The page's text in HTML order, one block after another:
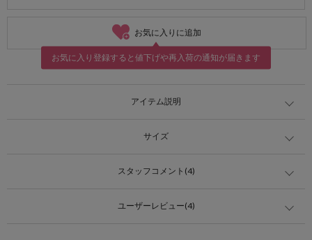
お気に入りに追加
お気に入り登録すると値下げや再入荷の通知が届きます
アイテム説明
サイズ
スタッフコメント(4)
ユーザーレビュー(4)